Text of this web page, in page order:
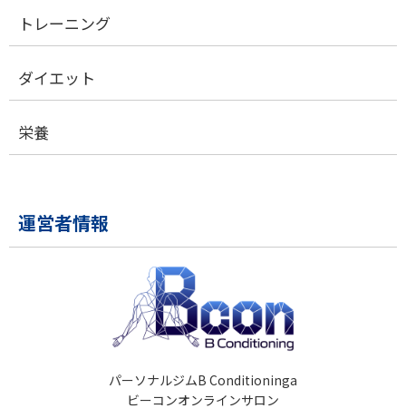
トレーニング
ダイエット
栄養
運営者情報
パーソナルジムB Conditioninga
ビーコンオンラインサロン